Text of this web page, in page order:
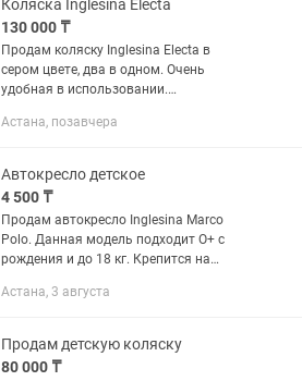
Коляска Inglesina Electa
130 000 ₸
Продам коляску Inglesina Electa в
сером цвете, два в одном. Очень
удобная в использовании.
везде. Люлька большого размера, с
идеальном...
Астана, позавчера
Автокресло детское
4 500 ₸
Продам автокресло Inglesina Marco
Polo. Данная модель подходит О+ с
рождения и до 18 кг. Крепится на
Астана, 3 августа
Продам детскую коляску
80 000 ₸